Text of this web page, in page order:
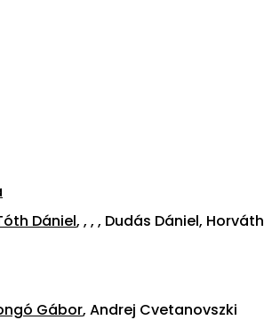
Dániel, , , , Dudás Dániel, Horváth
Gábor, Andrej Cvetanovszki